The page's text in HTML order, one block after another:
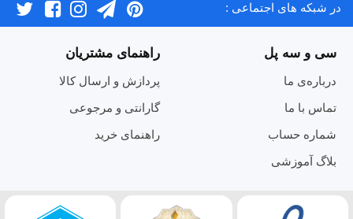
در شبکه های اجتماعی :
سی و سه پل
درباره‌ی ما
تماس با ما
شماره حساب
بلاگ آموزشی
راهنمای مشتریان
پردازش و ارسال کالا
گارانتی و مرجوعی
راهنمای خرید